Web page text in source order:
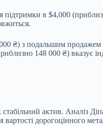
підтримки в $4,000
₴) з подальшим
148 000 ₴) вказує
актив. Аналіз
дорогоцінного